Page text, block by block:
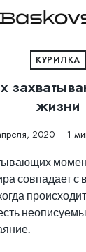
КУРИЛКА
жизни
2020 1
совпадает с